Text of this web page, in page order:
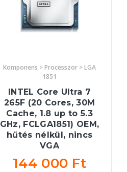
Komponens > Processzor > LGA
1851
INTEL Core Ultra 7
265F (20 Cores, 30M
Cache, 1.8 up to 5.3
GHz, FCLGA1851) OEM,
hűtés nélkül, nincs
VGA
144 000 Ft